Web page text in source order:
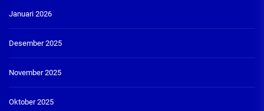
Januari 2026
Desember 2025
November 2025
Oktober 2025